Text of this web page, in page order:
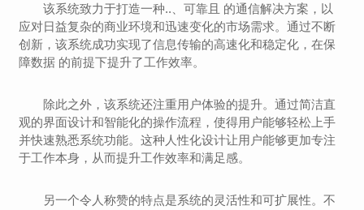
该系统致力于打造一种..、可靠且 的通信解决方案，以
应对日益复杂的商业环境和迅速变化的市场需求。通过不断
创新，该系统成功实现了信息传输的高速化和稳定化，在保
障数据 的前提下提升了工作效率。
除此之外，该系统还注重用户体验的提升。通过简洁直
观的界面设计和智能化的操作流程，使得用户能够轻松上手
并快速熟悉系统功能。这种人性化设计让用户能够更加专注
于工作本身，从而提升工作效率和满足感。
另一个令人称赞的特点是系统的灵活性和可扩展性。不